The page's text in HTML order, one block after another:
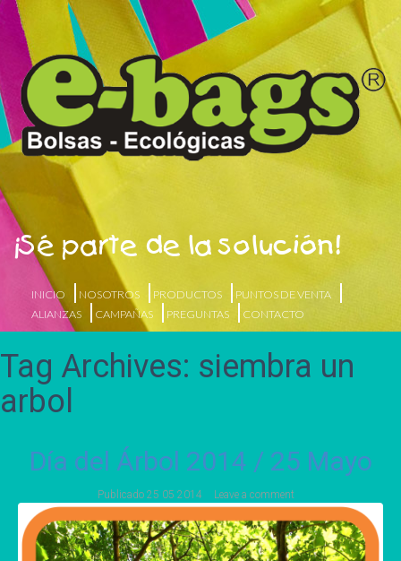
¡Sé parte de la solución!
INICIO NOSOTROS PRODUCTOS
PUNTOS DE VENTA
ALIANZAS
CAMPAÑAS PREGUNTAS CONTACTO
Tag Archives: siembra un
arbol
Día del Árbol 2014 / 25 Mayo
Publicado 25 05 2014 Leave a comment